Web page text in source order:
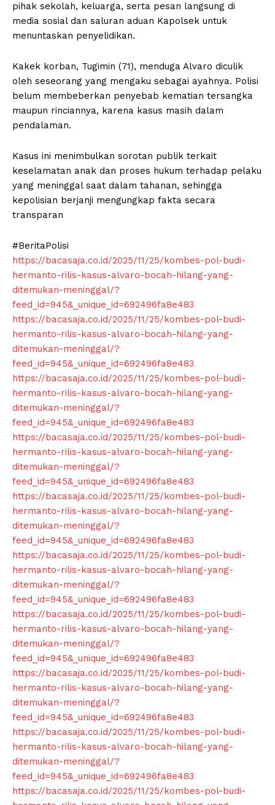
pihak sekolah, keluarga, serta pesan langsung di
media sosial dan saluran aduan Kapolsek untuk
menuntaskan penyelidikan.
Kakek korban, Tugimin (71), menduga Alvaro diculik
oleh seseorang yang mengaku sebagai ayahnya. Polisi
belum membeberkan penyebab kematian tersangka
maupun rinciannya, karena kasus masih dalam
pendalaman.
Kasus ini menimbulkan sorotan publik terkait
keselamatan anak dan proses hukum terhadap pelaku
yang meninggal saat dalam tahanan, sehingga
kepolisian berjanji mengungkap fakta secara
transparan
#BeritaPolisi
https://bacasaja.co.id/2025/11/25/kombes-pol-budi-
hermanto-rilis-kasus-alvaro-bocah-hilang-yang-
ditemukan-meninggal/?
feed_id=945&_unique_id=692496fa8e483
https://bacasaja.co.id/2025/11/25/kombes-pol-budi-
hermanto-rilis-kasus-alvaro-bocah-hilang-yang-
ditemukan-meninggal/?
feed_id=945&_unique_id=692496fa8e483
https://bacasaja.co.id/2025/11/25/kombes-pol-budi-
hermanto-rilis-kasus-alvaro-bocah-hilang-yang-
ditemukan-meninggal/?
feed_id=945&_unique_id=692496fa8e483
https://bacasaja.co.id/2025/11/25/kombes-pol-budi-
hermanto-rilis-kasus-alvaro-bocah-hilang-yang-
ditemukan-meninggal/?
feed_id=945&_unique_id=692496fa8e483
https://bacasaja.co.id/2025/11/25/kombes-pol-budi-
hermanto-rilis-kasus-alvaro-bocah-hilang-yang-
ditemukan-meninggal/?
feed_id=945&_unique_id=692496fa8e483
https://bacasaja.co.id/2025/11/25/kombes-pol-budi-
hermanto-rilis-kasus-alvaro-bocah-hilang-yang-
ditemukan-meninggal/?
feed_id=945&_unique_id=692496fa8e483
https://bacasaja.co.id/2025/11/25/kombes-pol-budi-
hermanto-rilis-kasus-alvaro-bocah-hilang-yang-
ditemukan-meninggal/?
feed_id=945&_unique_id=692496fa8e483
https://bacasaja.co.id/2025/11/25/kombes-pol-budi-
hermanto-rilis-kasus-alvaro-bocah-hilang-yang-
ditemukan-meninggal/?
feed_id=945&_unique_id=692496fa8e483
https://bacasaja.co.id/2025/11/25/kombes-pol-budi-
hermanto-rilis-kasus-alvaro-bocah-hilang-yang-
ditemukan-meninggal/?
feed_id=945&_unique_id=692496fa8e483
https://bacasaja.co.id/2025/11/25/kombes-pol-budi-